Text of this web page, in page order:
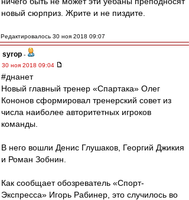
новый сюрприз. Жрите и не пиздите.
Редактировалось 30 ноя 2018 09:07
syrop -
30 ноя 2018 09:04
#днанет
Новый главный тренер «Спартака» Олег
Кононов сформировал тренерский совет из
числа наиболее авторитетных игроков
команды.
В него вошли Денис Глушаков, Георгий Джикия
и Роман Зобнин.
Как сообщает обозреватель «Спорт-
Экспресса» Игорь Рабинер, это случилось во